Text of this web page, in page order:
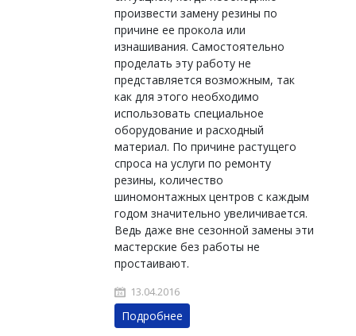
произвести замену резины по
причине ее прокола или
изнашивания. Самостоятельно
проделать эту работу не
представляется возможным, так
как для этого необходимо
использовать специальное
оборудование и расходный
материал. По причине растущего
спроса на услуги по ремонту
резины, количество
шиномонтажных центров с каждым
годом значительно увеличивается.
Ведь даже вне сезонной замены эти
мастерские без работы не
простаивают.
13.04.2016
Подробнее